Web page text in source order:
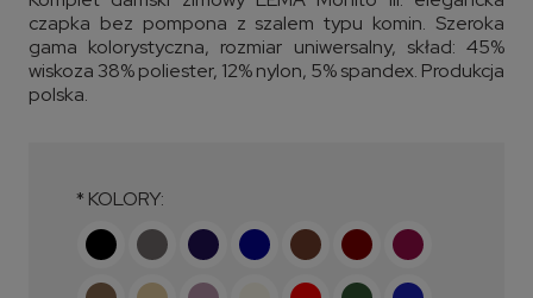
czapka bez pompona z szalem typu komin. Szeroka
gama kolorystyczna, rozmiar uniwersalny, skład: 45%
wiskoza 38% poliester, 12% nylon, 5% spandex. Produkcja
polska.
* KOLORY: